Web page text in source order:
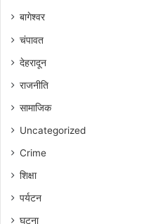
बागेश्वर
चंपावत
देहरादून
राजनीति
सामाजिक
Uncategorized
Crime
शिक्षा
पर्यटन
घटना